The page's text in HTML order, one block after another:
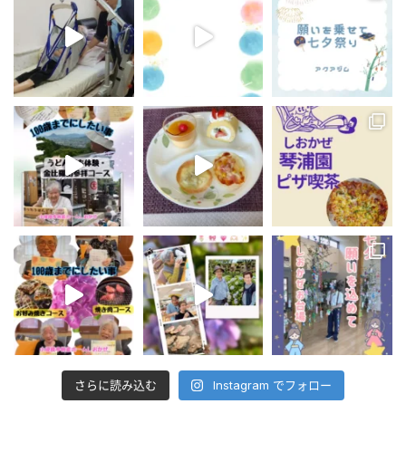
さらに読み込む Instagram でフォロー